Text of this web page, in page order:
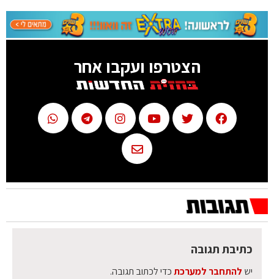
הצטרפו ועקבו אחר
כתיבת תגובה
יש להתחבר למערכתכדי לכתוב תגובה.